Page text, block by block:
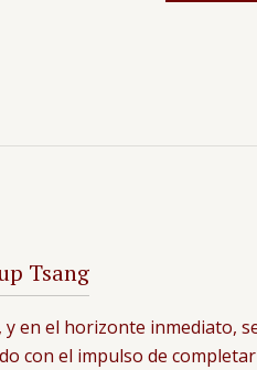
Tsang
en el horizonte inmediato,
con el impulso de